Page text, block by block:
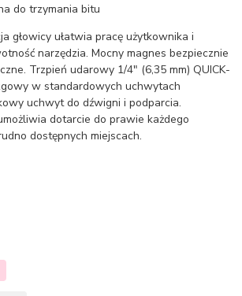
do trzymania bitu
głowicy ułatwia pracę użytkownika i
narzędzia. Mocny magnes bezpiecznie
Trzpień udarowy 1/4" (6,35 mm) QUICK-
w standardowych uchwytach
uchwyt do dźwigni i podparcia.
dotarcie do prawie każdego
dostępnych miejscach.